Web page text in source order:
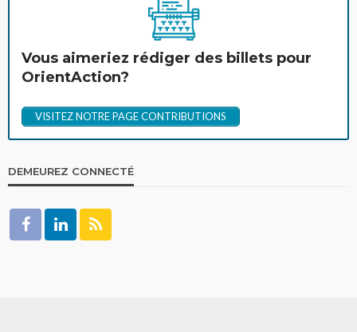
Vous aimeriez rédiger des billets pour
OrientAction?
VISITEZ NOTRE PAGE CONTRIBUTIONS
DEMEUREZ CONNECTÉ